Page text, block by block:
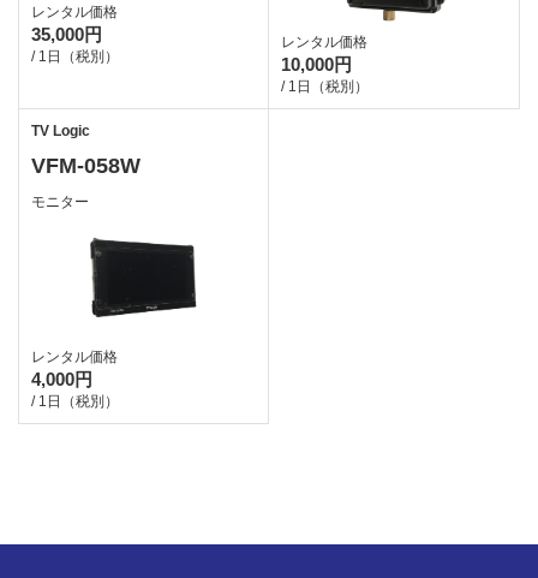
レンタル価格
35,000円
/ 1日（税別）
レンタル価格
10,000円
/ 1日（税別）
TV Logic
VFM-058W
モニター
レンタル価格
4,000円
/ 1日（税別）